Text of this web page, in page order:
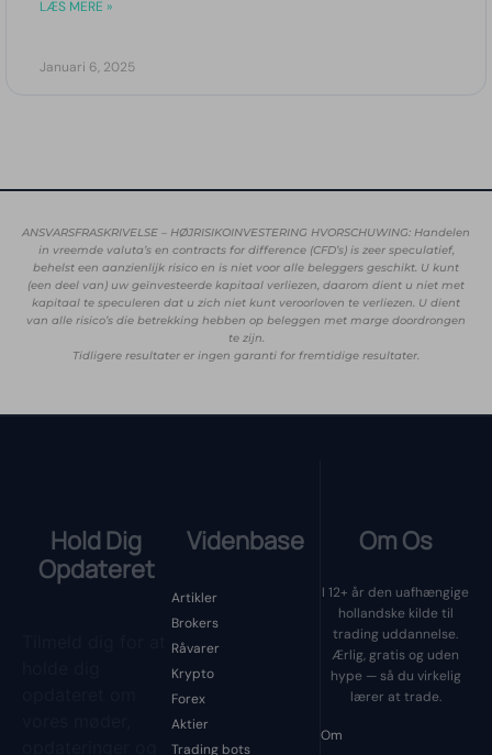
LÆS MERE »
Januari 6, 2025
ANSVARSFRASKRIVELSE – HØJRISIKOINVESTERING HVORSCHUWING: Handelen
in vreemde valuta’s en contracts for difference (CFD’s) is zeer speculatief,
behelst een aanzienlijk risico en is niet voor alle beleggers geschikt. U kunt
(een deel van) uw geïnvesteerde kapitaal verliezen, daarom dient u niet met
kapitaal te speculeren dat u zich niet kunt veroorloven te verliezen. U dient
van alle risico’s die betrekking hebben op beleggen met marge doordrongen
te zijn.
Tidligere resultater er ingen garanti for fremtidige resultater.
Hold Dig
Opdateret
Videnbase
Artikler
Brokers
Råvarer
Krypto
Forex
Aktier
Trading bots
Om Os
I 12+ år den uafhængige
hollandske kilde til
trading uddannelse.
Ærlig, gratis og uden
hype — så du virkelig
lærer at trade.
Om